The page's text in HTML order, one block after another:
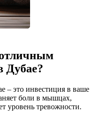
Дубае?
– это инвестиция в ваше
боли в мышцах,
уровень тревожности.